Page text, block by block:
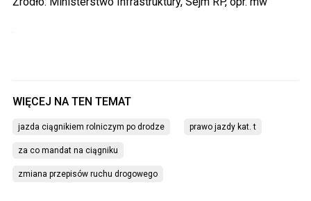
jazda ciągnikiem rolniczym po drodze prawo jazdy kat. t
za co mandat na ciągniku
zmiana przepisów ruchu drogowego